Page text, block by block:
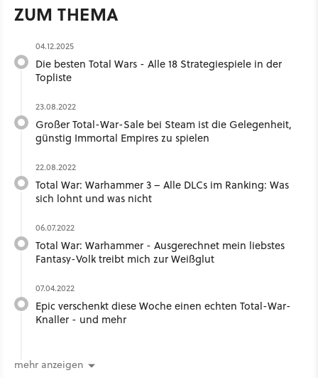
ZUM THEMA
04.12.2025
Die besten Total Wars - Alle 18 Strategiespiele in der
Topliste
23.08.2022
Großer Total-War-Sale bei Steam ist die Gelegenheit,
günstig Immortal Empires zu spielen
22.08.2022
Total War: Warhammer 3 – Alle DLCs im Ranking: Was
sich lohnt und was nicht
06.07.2022
Total War: Warhammer - Ausgerechnet mein liebstes
Fantasy-Volk treibt mich zur Weißglut
07.04.2022
Epic verschenkt diese Woche einen echten Total-War-
Knaller - und mehr
mehr anzeigen